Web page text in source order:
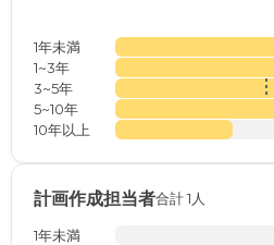
1年未満
1~3年
3~5年
5~10年
10年以上
計画作成担当者合計 1人
1年未満